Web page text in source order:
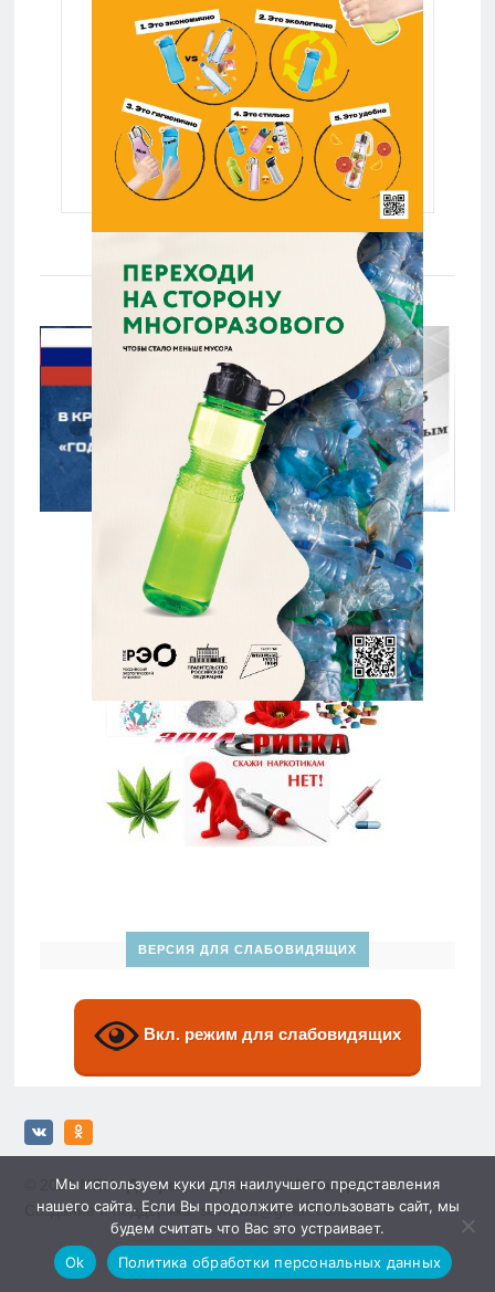
ВЕРСИЯ ДЛЯ СЛАБОВИДЯЩИХ
Вкл. режим для слабовидящих
© 2026 МБУ «Дворец спорта» им. Ю. Гагарина»
Создание и поддержка: sewwwa@gmail.com
Мы используем куки для наилучшего представления
нашего сайта. Если Вы продолжите использовать сайт, мы
будем считать что Вас это устраивает.
Ok
Политика обработки персональных данных